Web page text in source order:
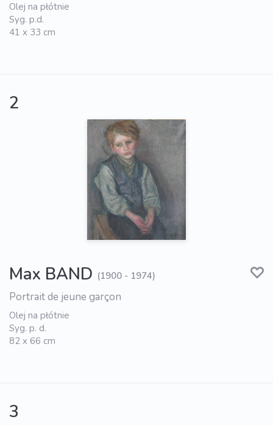
Olej na płótnie
Syg. p.d.
41 x 33 cm
2
Max BAND (1900 - 1974)
Portrait de jeune garçon
Olej na płótnie
Syg. p. d.
82 x 66 cm
3